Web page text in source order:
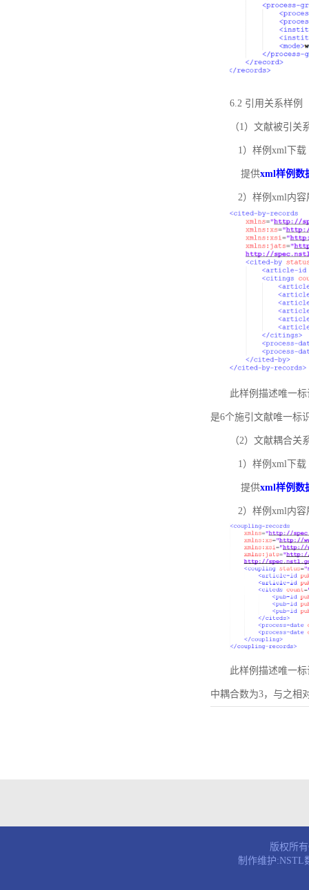
6.2 引用关系样例
（1）文献被引关
1）样例xml下载
提供xml样例数
2）样例xml内容
此样例描述唯一标
是6个施引文献唯一标
（2）文献耦合关
1）样例xml下载
提供xml样例数
2）样例xml内容
此样例描述唯一标
中耦合数为3，与之相
版权所
制作维护:NSTL